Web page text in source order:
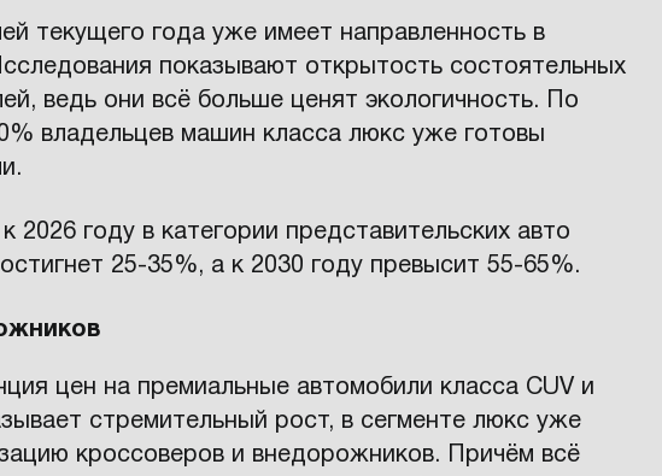
текущего года уже имеет направленность в
показывают открытость состоятельных
ведь они всё больше ценят экологичность. По
владельцев машин класса люкс уже готовы
2026 году в категории представительских авто
25-35%, а к 2030 году превысит 55-65%.
цен на премиальные автомобили класса CUV и
стремительный рост, в сегменте люкс уже
кроссоверов и внедорожников. Причём всё